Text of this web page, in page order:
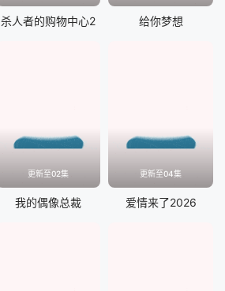
杀人者的购物中心2 给你梦想
更新至02集
我的偶像总裁
更新至04集
爱情来了2026